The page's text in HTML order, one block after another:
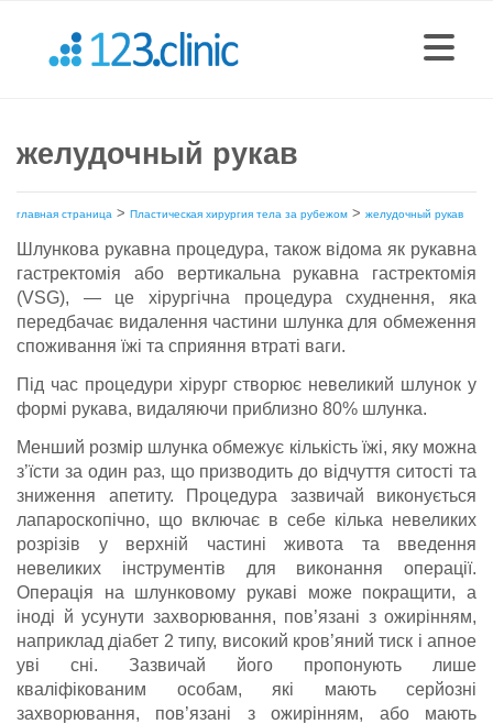
желудочный рукав
главная страница > Пластическая хирургия тела за рубежом > желудочный рукав
Шлункова рукавна процедура, також відома як рукавна
гастректомія або вертикальна рукавна гастректомія
(VSG), — це хірургічна процедура схуднення, яка
передбачає видалення частини шлунка для обмеження
споживання їжі та сприяння втраті ваги.
Під час процедури хірург створює невеликий шлунок у
формі рукава, видаляючи приблизно 80% шлунка.
Менший розмір шлунка обмежує кількість їжі, яку можна
з’їсти за один раз, що призводить до відчуття ситості та
зниження апетиту. Процедура зазвичай виконується
лапароскопічно, що включає в себе кілька невеликих
розрізів у верхній частині живота та введення
невеликих інструментів для виконання операції.
Операція на шлунковому рукаві може покращити, а
іноді й усунути захворювання, пов’язані з ожирінням,
наприклад діабет 2 типу, високий кров’яний тиск і апное
уві сні. Зазвичай його пропонують лише
кваліфікованим особам, які мають серйозні
захворювання, пов’язані з ожирінням, або мають